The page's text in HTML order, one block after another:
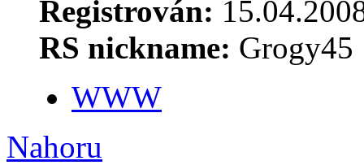
Registrován:
RS nickname: Grogy45
WWW
Nahoru